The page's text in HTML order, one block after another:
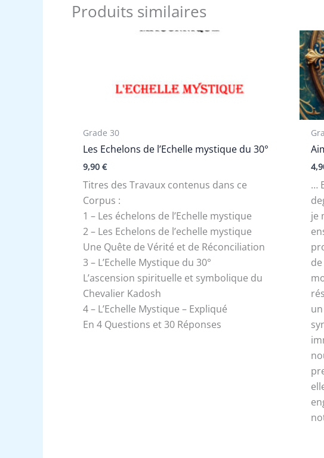
Produits similaires
Grade 30
Les Echelons de l’Echelle mystique du 30°
9,90€
Titres des Travaux contenus dans ce
Corpus :
1 – Les échelons de l’Echelle mystique
2 – Les Echelons de l’echelle mystique
Une Quête de Vérité et de Réconciliation
3 – L’Echelle Mystique du 30°
L’ascension spirituelle et symbolique du
Chevalier Kadosh
4 – L’Echelle Mystique – Expliqué
En 4 Questions et 30 Réponses
…
je